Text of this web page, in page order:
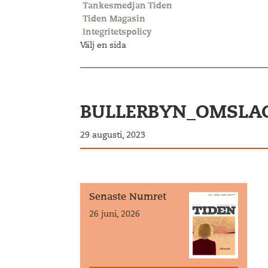
Tankesmedjan Tiden
Tiden Magasin
Integritetspolicy
Välj en sida
29 augusti, 2023
Senaste Numret
26 juni, 2026